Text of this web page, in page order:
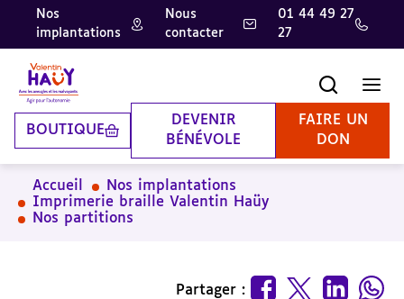
Aller
contenu
principal
Aller
pied
de
page
Aller
la
recherche
Nos
implantations
Nous
contacter
01 44 49 27
27
BOUTIQUE
DEVENIR
BÉNÉVOLE
FAIRE UN
DON
Accueil
Nos implantations
Imprimerie braille Valentin Haüy
Nos partitions
Partager :